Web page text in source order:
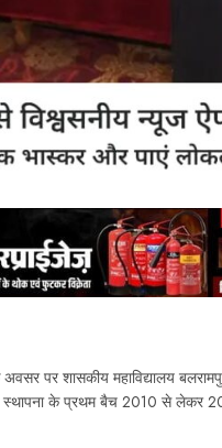
पर शासकीय महाविद्यालय
के प्रथम बैच 2010 से लेकर